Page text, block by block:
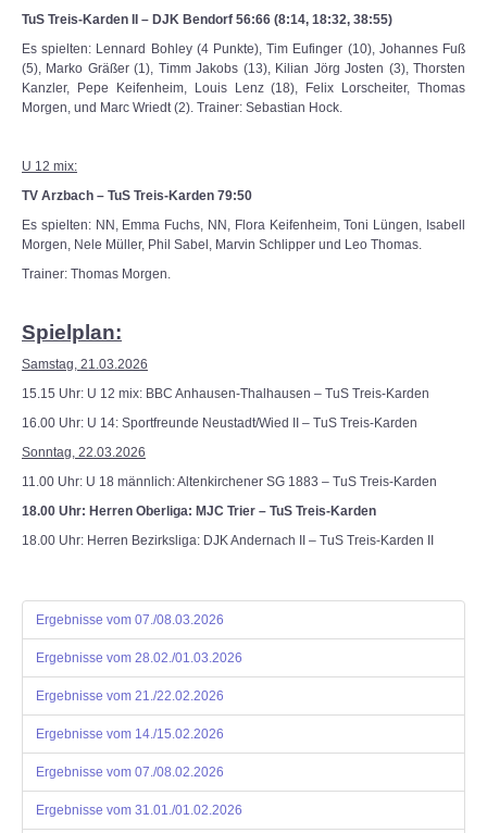
TuS Treis-Karden II – DJK Bendorf 56:66 (8:14, 18:32, 38:55)
Es spielten: Lennard Bohley (4 Punkte), Tim Eufinger (10), Johannes Fuß
(5), Marko Gräßer (1), Timm Jakobs (13), Kilian Jörg Josten (3), Thorsten
Kanzler, Pepe Keifenheim, Louis Lenz (18), Felix Lorscheiter, Thomas
Morgen, und Marc Wriedt (2). Trainer: Sebastian Hock.
U 12 mix:
TV Arzbach – TuS Treis-Karden 79:50
Es spielten: NN, Emma Fuchs, NN, Flora Keifenheim, Toni Lüngen, Isabell
Morgen, Nele Müller, Phil Sabel, Marvin Schlipper und Leo Thomas.
Trainer: Thomas Morgen.
Spielplan:
Samstag, 21.03.2026
15.15 Uhr: U 12 mix: BBC Anhausen-Thalhausen – TuS Treis-Karden
16.00 Uhr: U 14: Sportfreunde Neustadt/Wied II – TuS Treis-Karden
Sonntag, 22.03.2026
11.00 Uhr: U 18 männlich: Altenkirchener SG 1883 – TuS Treis-Karden
18.00 Uhr: Herren Oberliga: MJC Trier – TuS Treis-Karden
18.00 Uhr: Herren Bezirksliga: DJK Andernach II – TuS Treis-Karden II
Ergebnisse vom 07./08.03.2026
Ergebnisse vom 28.02./01.03.2026
Ergebnisse vom 21./22.02.2026
Ergebnisse vom 14./15.02.2026
Ergebnisse vom 07./08.02.2026
Ergebnisse vom 31.01./01.02.2026